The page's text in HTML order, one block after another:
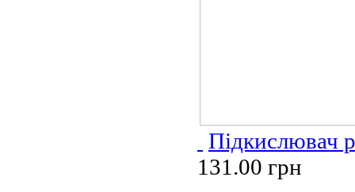
Підкислювач
131.00 грн